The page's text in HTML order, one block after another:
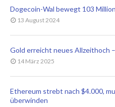
Dogecoin-Wal bewegt 103
13 August 2024
Gold erreicht neues Allzeithoch
14 März 2025
Ethereum strebt nach $4.000,
überwinden